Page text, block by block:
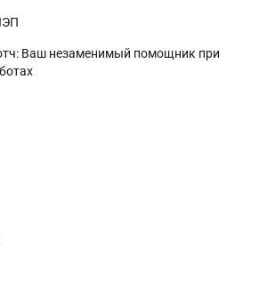
Ваш незаменимый помощник при